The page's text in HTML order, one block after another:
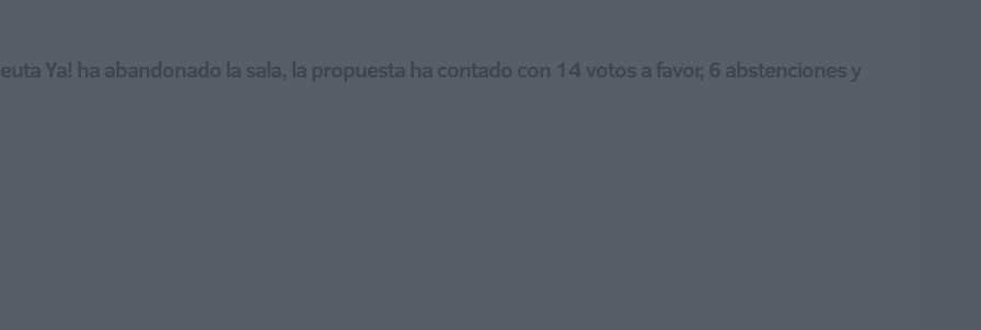
Ya! ha abandonado la sala, la propuesta ha contado con 14 votos a favor, 6 abstenciones y